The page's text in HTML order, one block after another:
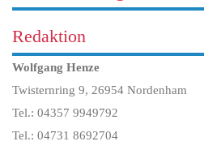
Redaktion
Wolfgang Henze
Twisternring 9, 26954 Nordenham
Tel.: 04357 9949792
Tel.: 04731 8692704